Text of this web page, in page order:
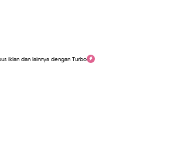
iklan dan lainnya dengan Turbo